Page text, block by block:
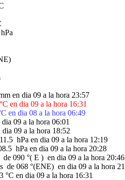
en dia 09 a la hora 16:31
en dia 08 a la hora 06:49
09 a la hora 06:01
09 a la hora 18:52
hPa en dia 09 a la hora 12:19
hPa en dia 09 a la hora 20:28
090 °( E )  en dia 09 a la hora 20:46
de 068 °(ENE)  en dia 09 a la hora
en dia 09 a la hora 16:31